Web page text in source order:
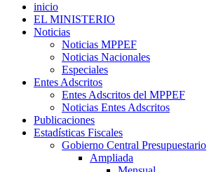
inicio
EL MINISTERIO
Noticias
Noticias MPPEF
Noticias Nacionales
Especiales
Entes Adscritos
Entes Adscritos del MPPEF
Noticias Entes Adscritos
Publicaciones
Estadísticas Fiscales
Gobierno Central Presupuestario
Ampliada